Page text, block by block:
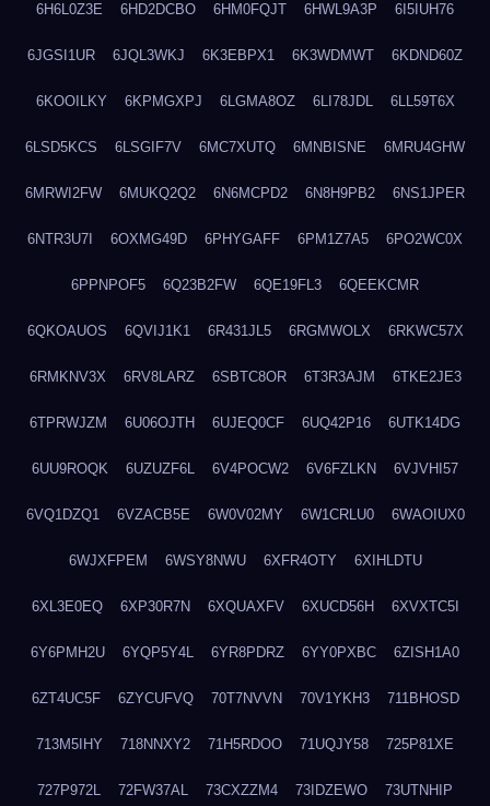
6H6L0Z3E 6HD2DCBO 6HM0FQJT 6HWL9A3P 6I5IUH76
6JGSI1UR 6JQL3WKJ 6K3EBPX1 6K3WDMWT 6KDND60Z
6KOOILKY 6KPMGXPJ 6LGMA8OZ 6LI78JDL 6LL59T6X
6LSD5KCS 6LSGIF7V 6MC7XUTQ 6MNBISNE 6MRU4GHW
6MRWI2FW 6MUKQ2Q2 6N6MCPD2 6N8H9PB2 6NS1JPER
6NTR3U7I 6OXMG49D 6PHYGAFF 6PM1Z7A5 6PO2WC0X
6PPNPOF5 6Q23B2FW 6QE19FL3 6QEEKCMR
6QKOAUOS 6QVIJ1K1 6R431JL5 6RGMWOLX 6RKWC57X
6RMKNV3X 6RV8LARZ 6SBTC8OR 6T3R3AJM 6TKE2JE3
6TPRWJZM 6U06OJTH 6UJEQ0CF 6UQ42P16 6UTK14DG
6UU9ROQK 6UZUZF6L 6V4POCW2 6V6FZLKN 6VJVHI57
6VQ1DZQ1 6VZACB5E 6W0V02MY 6W1CRLU0 6WAOIUX0
6WJXFPEM 6WSY8NWU 6XFR4OTY 6XIHLDTU
6XL3E0EQ 6XP30R7N 6XQUAXFV 6XUCD56H 6XVXTC5I
6Y6PMH2U 6YQP5Y4L 6YR8PDRZ 6YY0PXBC 6ZISH1A0
6ZT4UC5F 6ZYCUFVQ 70T7NVVN 70V1YKH3 711BHOSD
713M5IHY 718NNXY2 71H5RDOO 71UQJY58 725P81XE
727P972L 72FW37AL 73CXZZM4 73IDZEWO 73UTNHIP